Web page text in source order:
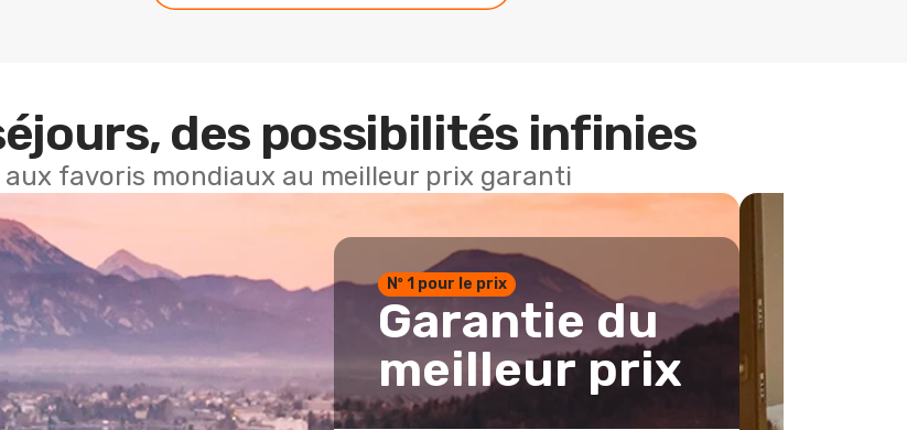
des possibilités infinies
aux favoris mondiaux au meilleur prix garanti
Nº 1 pour le prix
Garantie du
meilleur prix